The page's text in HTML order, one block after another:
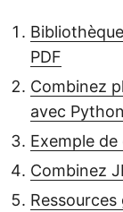
PDF
Combinez
avec Python
Exemple
Combinez